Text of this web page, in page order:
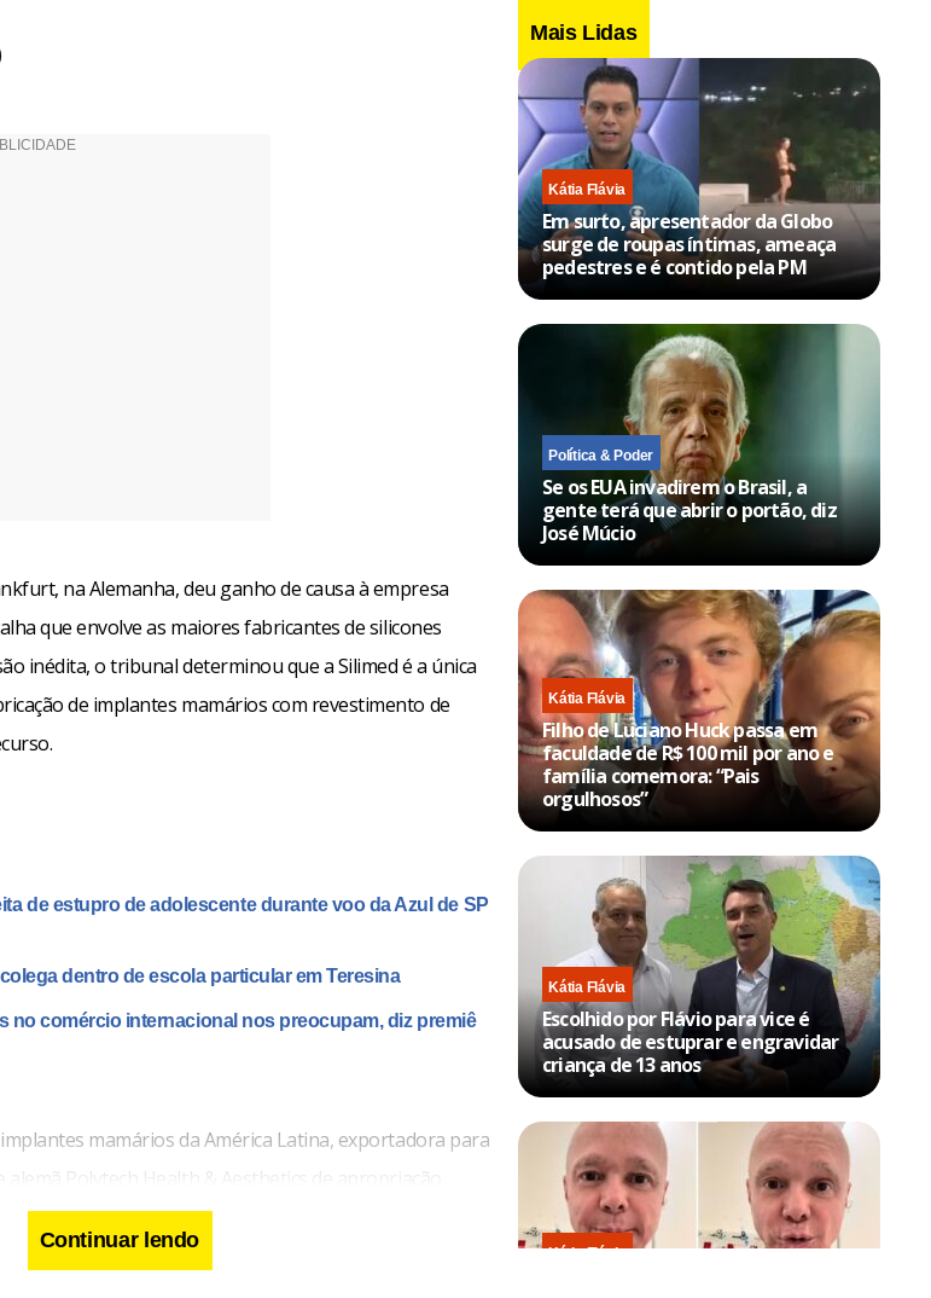
na Alemanha, deu ganho de causa à empresa
que envolve as maiores fabricantes de silicones
inédita, o tribunal determinou que a Silimed é a única
de implantes mamários com revestimento de
de estupro de adolescente durante voo da Azul de SP
dentro de escola particular em Teresina
no comércio internacional nos preocupam, diz premiê
mamários da América Latina, exportadora para
Polytech Health & Aesthetics de apropriação
por segredo industrial.
Continuar lendo
Mais Lidas
Kátia Flávia
Em surto, apresentador da Globo
surge de roupas íntimas, ameaça
pedestres e é contido pela PM
Política & Poder
Se os EUA invadirem o Brasil, a
gente terá que abrir o portão, diz
José Múcio
Kátia Flávia
Filho de Luciano Huck passa em
faculdade de R$ 100 mil por ano e
família comemora: “Pais
orgulhosos”
Kátia Flávia
Escolhido por Flávio para vice é
acusado de estuprar e engravidar
criança de 13 anos
Kátia Flávia